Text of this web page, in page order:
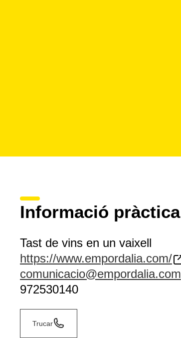
Informació pràctica
Tast de vins en un vaixell
https://www.empordalia.com/
comunicacio@empordalia.com
972530140
Trucar